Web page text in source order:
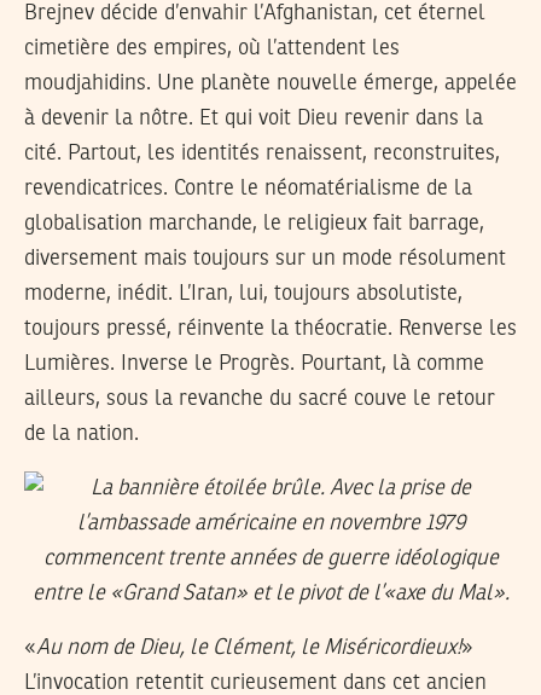
Brejnev décide d’envahir l’Afghanistan, cet éternel
cimetière des empires, où l’attendent les
moudjahidins. Une planète nouvelle émerge, appelée
à devenir la nôtre. Et qui voit Dieu revenir dans la
cité. Partout, les identités renaissent, reconstruites,
revendicatrices. Contre le néomatérialisme de la
globalisation marchande, le religieux fait barrage,
diversement mais toujours sur un mode résolument
moderne, inédit. L’Iran, lui, toujours absolutiste,
toujours pressé, réinvente la théocratie. Renverse les
Lumières. Inverse le Progrès. Pourtant, là comme
ailleurs, sous la revanche du sacré couve le retour
de la nation.
«Au nom de Dieu, le Clément, le Miséricordieux!»
L’invocation retentit curieusement dans cet ancien